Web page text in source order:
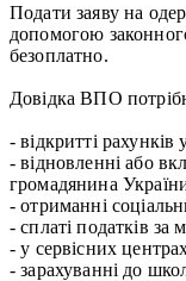
Подати заяву на
допомогою
безоплатно.
Довідка ВПО
- відкритті рахунків
- відновленні або
громадянина
- отриманні
- сплаті податків
- у сервісних
- зарахуванні до